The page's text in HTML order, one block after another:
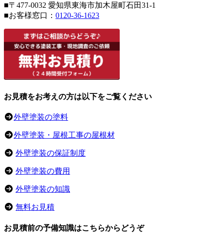
■〒 477-0032 愛知県東海市加木屋町石田31-1
■お客様窓口： 0120-36-1623
お見積をお考えの方は以下をご覧ください
外壁塗装の塗料
外壁塗装・屋根工事の屋根材
外壁塗装の保証制度
外壁塗装の費用
外壁塗装の知識
無料お見積
お見積前の予備知識はこちらからどうぞ